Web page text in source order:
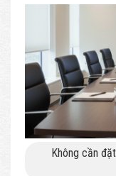
Không cần